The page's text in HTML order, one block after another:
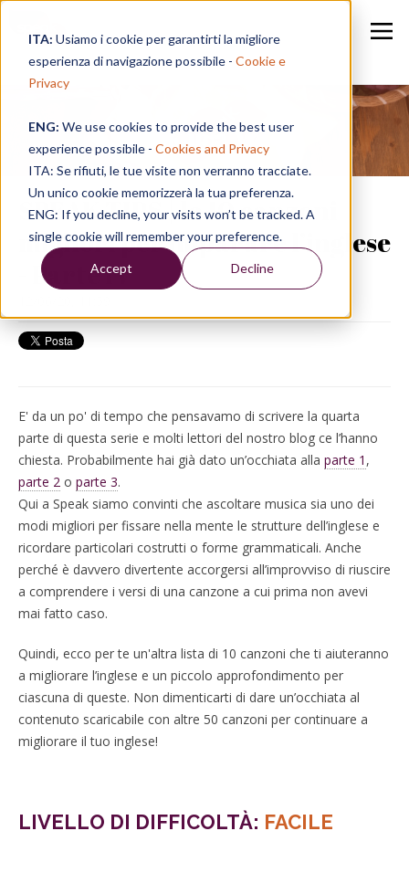
ITA: Usiamo i cookie per garantirti la migliore
esperienza di navigazione possibile - Cookie e
Privacy
ENG: We use cookies to provide the best user
experience possibile - Cookies and Privacy
ITA: Se rifiuti, le tue visite non verranno tracciate.
Un unico cookie memorizzerà la tua preferenza.
ENG: If you decline, your visits won’t be tracked. A
single cookie will remember your preference.
Accept Decline
Speak in a Week
SPEAK TIPS | le 10 canzoni
migliori per imparare l’inglese
- Parte IV
E' da un po' di tempo che pensavamo di scrivere la quarta
parte di questa serie e molti lettori del nostro blog ce l’hanno
chiesta. Probabilmente hai già dato un’occhiata alla parte 1 ,
parte 2 o parte 3.
Qui a Speak siamo convinti che ascoltare musica sia uno dei
modi migliori per fissare nella mente le strutture dell’inglese e
ricordare particolari costrutti o forme grammaticali. Anche
perché è davvero divertente accorgersi all’improvviso di riuscire
a comprendere i versi di una canzone a cui prima non avevi
mai fatto caso.
Quindi, ecco per te un'altra lista di 10 canzoni che ti aiuteranno
a migliorare l’inglese e un piccolo approfondimento per
ciascuna di queste. Non dimenticarti di dare un’occhiata al
contenuto scaricabile con altre 50 canzoni per continuare a
migliorare il tuo inglese!
LIVELLO DI DIFFICOLTÀ: FACILE